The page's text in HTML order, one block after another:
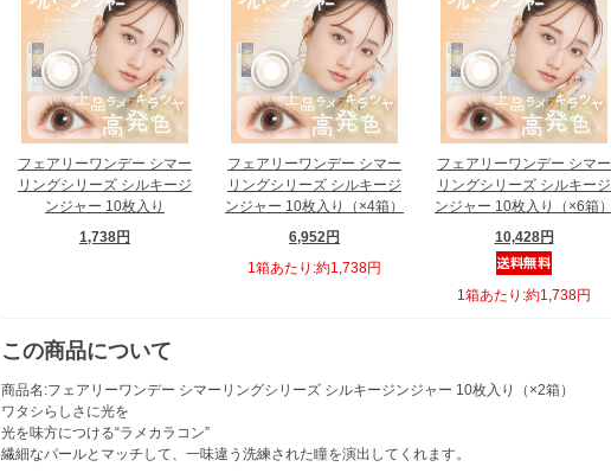
フェアリーワンデー シマー
リングシリーズ シルキージ
ンジャー 10枚入り
1,738円
フェアリーワンデー シマー
リングシリーズ シルキージ
ンジャー 10枚入り（×4箱）
6,952円
1箱あたり:約1,738円
フェアリーワンデー シマー
リングシリーズ シルキージ
ンジャー 10枚入り（×6箱）
10,428円
1箱あたり:約1,738円
この商品について
商品名:フェアリーワンデー シマーリングシリーズ シルキージンジャー 10枚入り（×2箱）
ワタシらしさに光を
光を味方につける“ラメカラコン”
繊細なパールとマッチして、一味違う洗練された瞳を演出してくれます。